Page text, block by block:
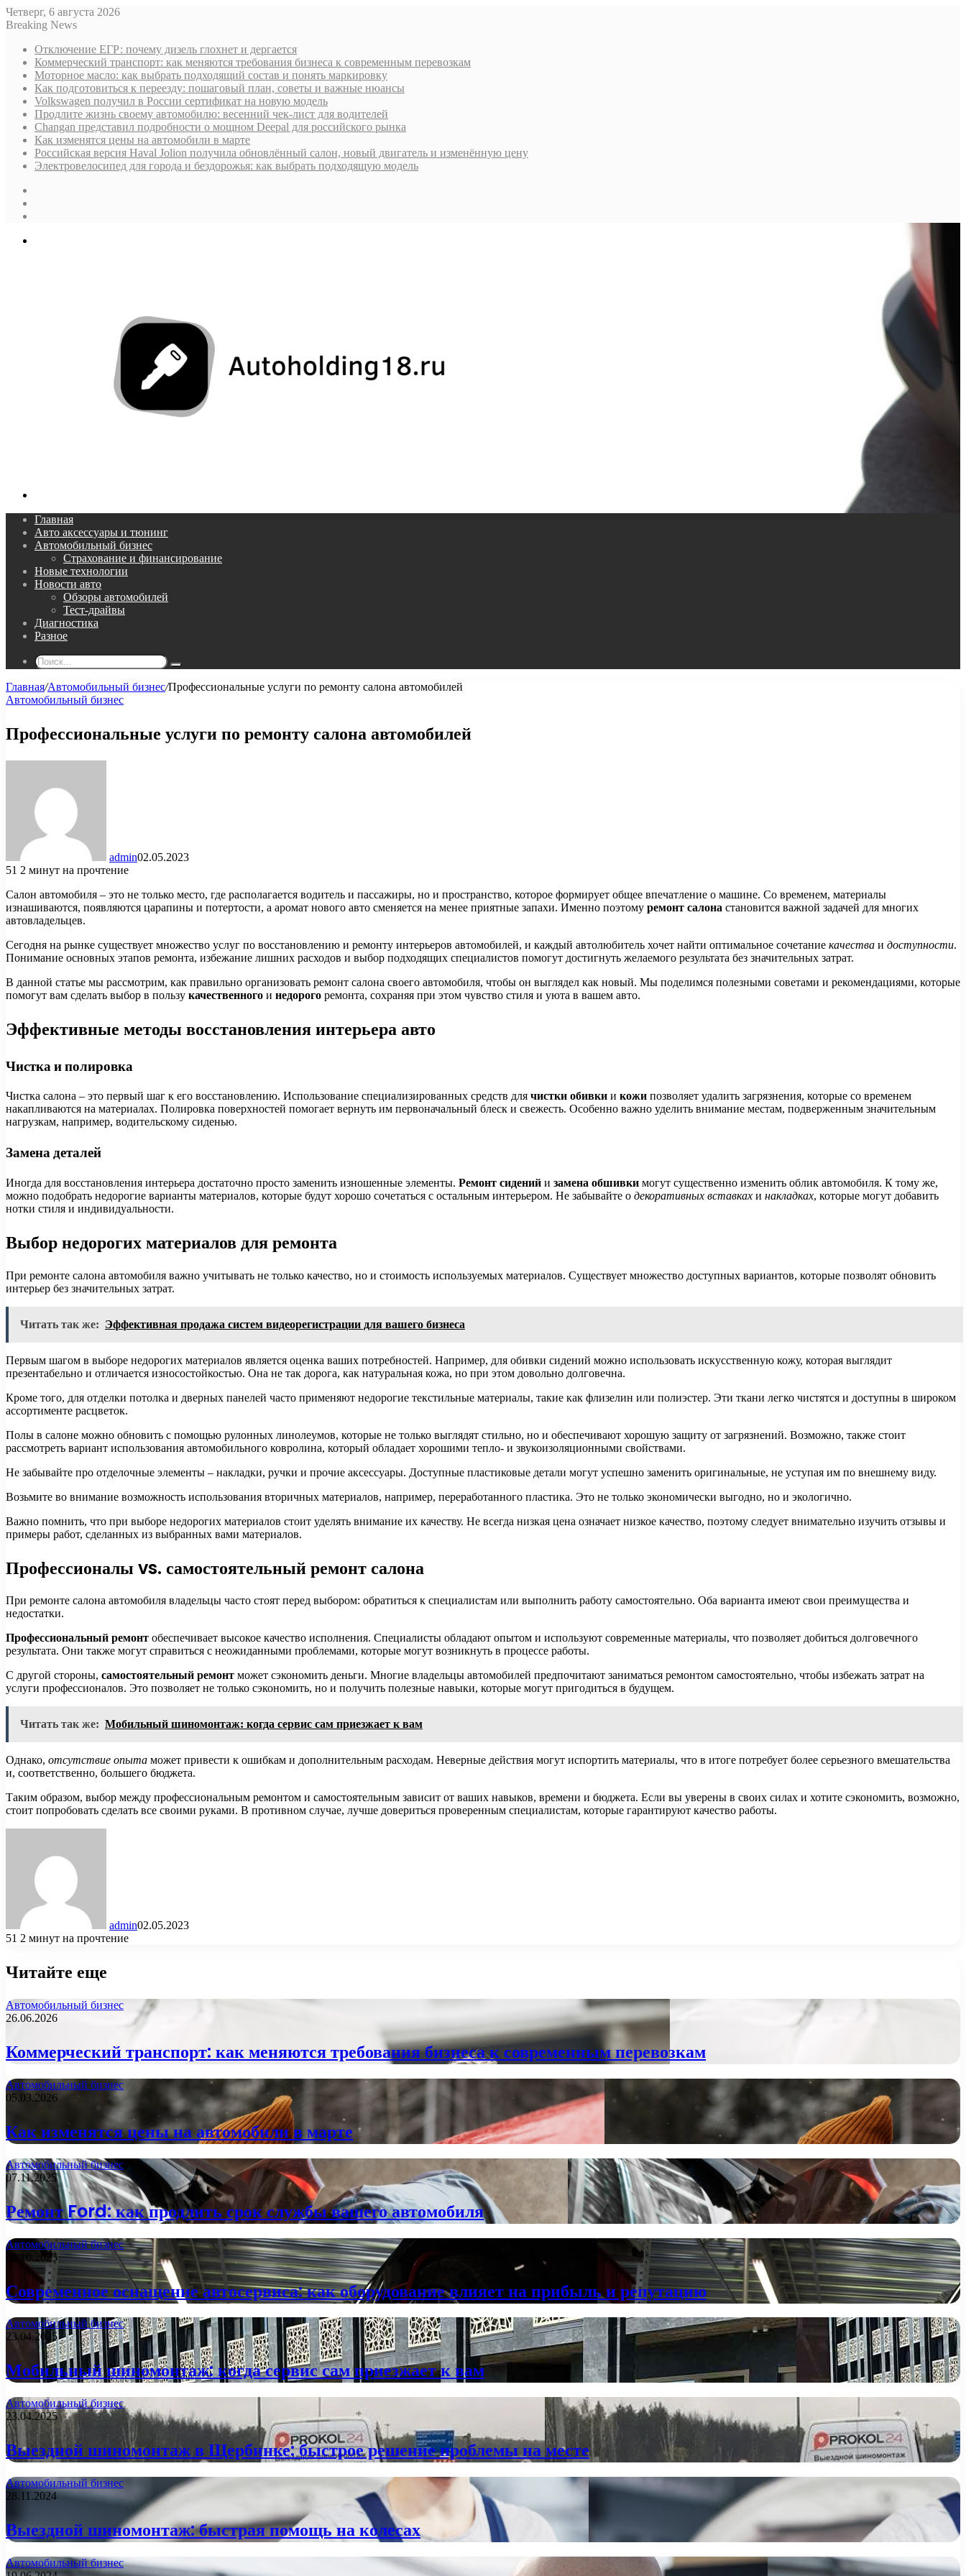
Четверг, 6 августа 2026
Breaking News
Отключение ЕГР: почему дизель глохнет и дергается
Коммерческий транспорт: как меняются требования бизнеса к современным перевозкам
Моторное масло: как выбрать подходящий состав и понять маркировку
Как подготовиться к переезду: пошаговый план, советы и важные нюансы
Volkswagen получил в России сертификат на новую модель
Продлите жизнь своему автомобилю: весенний чек-лист для водителей
Changan представил подробности о мощном Deepal для российского рынка
Как изменятся цены на автомобили в марте
Российская версия Haval Jolion получила обновлённый салон, новый двигатель и изменённую цену
Электровелосипед для города и бездорожья: как выбрать подходящую модель
Главная
Авто аксессуары и тюнинг
Автомобильный бизнес
Страхование и финансирование
Новые технологии
Новости авто
Обзоры автомобилей
Тест-драйвы
Диагностика
Разное
Поиск...
Главная/Автомобильный бизнес/Профессиональные услуги по ремонту салона автомобилей
Автомобильный бизнес
Профессиональные услуги по ремонту салона автомобилей
admin02.05.2023
51 2 минут на прочтение
Салон автомобиля – это не только место, где располагается водитель и пассажиры, но и пространство, которое формирует общее впечатление о машине. Со временем, материалы
изнашиваются, появляются царапины и потертости, а аромат нового авто сменяется на менее приятные запахи. Именно поэтому ремонт салона становится важной задачей для многих
автовладельцев.
Сегодня на рынке существует множество услуг по восстановлению и ремонту интерьеров автомобилей, и каждый автолюбитель хочет найти оптимальное сочетание качества и доступности.
Понимание основных этапов ремонта, избежание лишних расходов и выбор подходящих специалистов помогут достигнуть желаемого результата без значительных затрат.
В данной статье мы рассмотрим, как правильно организовать ремонт салона своего автомобиля, чтобы он выглядел как новый. Мы поделимся полезными советами и рекомендациями, которые
помогут вам сделать выбор в пользу качественного и недорого ремонта, сохраняя при этом чувство стиля и уюта в вашем авто.
Эффективные методы восстановления интерьера авто
Чистка и полировка
Чистка салона – это первый шаг к его восстановлению. Использование специализированных средств для чистки обивки и кожи позволяет удалить загрязнения, которые со временем
накапливаются на материалах. Полировка поверхностей помогает вернуть им первоначальный блеск и свежесть. Особенно важно уделить внимание местам, подверженным значительным
нагрузкам, например, водительскому сиденью.
Замена деталей
Иногда для восстановления интерьера достаточно просто заменить изношенные элементы. Ремонт сидений и замена обшивки могут существенно изменить облик автомобиля. К тому же,
можно подобрать недорогие варианты материалов, которые будут хорошо сочетаться с остальным интерьером. Не забывайте о декоративных вставках и накладках, которые могут добавить
нотки стиля и индивидуальности.
Выбор недорогих материалов для ремонта
При ремонте салона автомобиля важно учитывать не только качество, но и стоимость используемых материалов. Существует множество доступных вариантов, которые позволят обновить
интерьер без значительных затрат.
Читать так же: Эффективная продажа систем видеорегистрации для вашего бизнеса
Первым шагом в выборе недорогих материалов является оценка ваших потребностей. Например, для обивки сидений можно использовать искусственную кожу, которая выглядит
презентабельно и отличается износостойкостью. Она не так дорога, как натуральная кожа, но при этом довольно долговечна.
Кроме того, для отделки потолка и дверных панелей часто применяют недорогие текстильные материалы, такие как флизелин или полиэстер. Эти ткани легко чистятся и доступны в широком
ассортименте расцветок.
Полы в салоне можно обновить с помощью рулонных линолеумов, которые не только выглядят стильно, но и обеспечивают хорошую защиту от загрязнений. Возможно, также стоит
рассмотреть вариант использования автомобильного ковролина, который обладает хорошими тепло- и звукоизоляционными свойствами.
Не забывайте про отделочные элементы – накладки, ручки и прочие аксессуары. Доступные пластиковые детали могут успешно заменить оригинальные, не уступая им по внешнему виду.
Возьмите во внимание возможность использования вторичных материалов, например, переработанного пластика. Это не только экономически выгодно, но и экологично.
Важно помнить, что при выборе недорогих материалов стоит уделять внимание их качеству. Не всегда низкая цена означает низкое качество, поэтому следует внимательно изучить отзывы и
примеры работ, сделанных из выбранных вами материалов.
Профессионалы vs. самостоятельный ремонт салона
При ремонте салона автомобиля владельцы часто стоят перед выбором: обратиться к специалистам или выполнить работу самостоятельно. Оба варианта имеют свои преимущества и
недостатки.
Профессиональный ремонт обеспечивает высокое качество исполнения. Специалисты обладают опытом и используют современные материалы, что позволяет добиться долговечного
результата. Они также могут справиться с неожиданными проблемами, которые могут возникнуть в процессе работы.
С другой стороны, самостоятельный ремонт может сэкономить деньги. Многие владельцы автомобилей предпочитают заниматься ремонтом самостоятельно, чтобы избежать затрат на
услуги профессионалов. Это позволяет не только сэкономить, но и получить полезные навыки, которые могут пригодиться в будущем.
Читать так же: Мобильный шиномонтаж: когда сервис сам приезжает к вам
Однако, отсутствие опыта может привести к ошибкам и дополнительным расходам. Неверные действия могут испортить материалы, что в итоге потребует более серьезного вмешательства
и, соответственно, большего бюджета.
Таким образом, выбор между профессиональным ремонтом и самостоятельным зависит от ваших навыков, времени и бюджета. Если вы уверены в своих силах и хотите сэкономить, возможно,
стоит попробовать сделать все своими руками. В противном случае, лучше довериться проверенным специалистам, которые гарантируют качество работы.
admin02.05.2023
51 2 минут на прочтение
Читайте еще
Автомобильный бизнес
26.06.2026
Коммерческий транспорт: как меняются требования бизнеса к современным перевозкам
Автомобильный бизнес
05.03.2026
Как изменятся цены на автомобили в марте
Автомобильный бизнес
07.11.2025
Ремонт Ford: как продлить срок службы вашего автомобиля
Автомобильный бизнес
02.10.2025
Современное оснащение автосервиса: как оборудование влияет на прибыль и репутацию
Автомобильный бизнес
23.04.2025
Мобильный шиномонтаж: когда сервис сам приезжает к вам
Автомобильный бизнес
23.04.2025
Выездной шиномонтаж в Щербинке: быстрое решение проблемы на месте
Автомобильный бизнес
28.11.2024
Выездной шиномонтаж: быстрая помощь на колесах
Автомобильный бизнес